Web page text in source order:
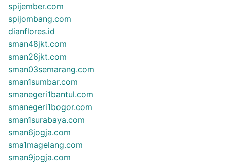
spijember.com
spijombang.com
dianflores.id
sman48jkt.com
sman26jkt.com
sman03semarang.com
sman1sumbar.com
smanegeri1bantul.com
smanegeri1bogor.com
sman1surabaya.com
sman6jogja.com
sma1magelang.com
sman9jogja.com